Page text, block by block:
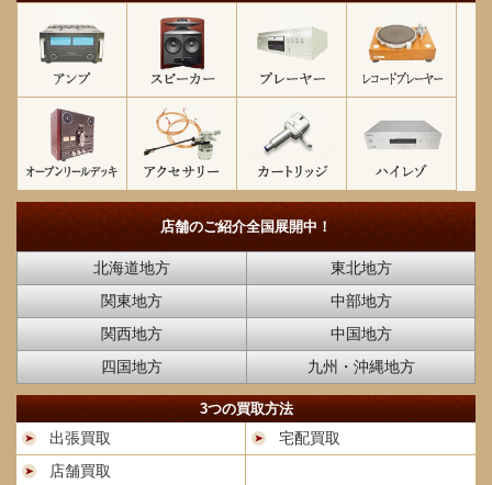
店舗のご紹介全国展開中！
北海道地方
東北地方
関東地方
中部地方
関西地方
中国地方
四国地方
九州・沖縄地方
3つの買取方法
出張買取
宅配買取
店舗買取